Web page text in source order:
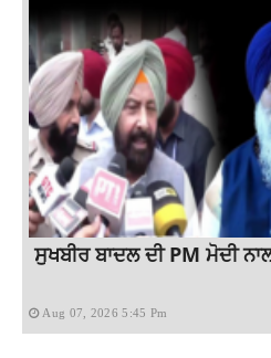
ਸੁਖਬੀਰ ਬਾਦਲ ਦੀ PM ਮੋਦੀ
Aug 07, 2026 5:45 Pm